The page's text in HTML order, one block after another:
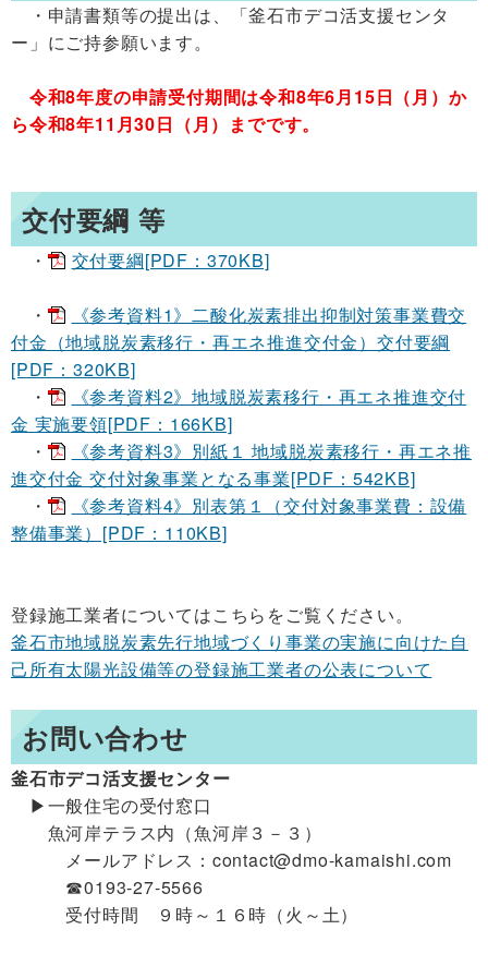
・申請書類等の提出は、「釜石市デコ活支援センタ
ー」にご持参願います。
令和8年度の申請受付期間は令和8年6月15日（月）か
ら令和8年11月30日（月）までです。
交付要綱 等
・ 交付要綱[PDF：370KB]
・
《参考資料1》二酸化炭素排出抑制対策事業費交
付金（地域脱炭素移行・再エネ推進交付金）交付要綱
[PDF：320KB]
・
《参考資料2》地域脱炭素移行・再エネ推進交付
金 実施要領[PDF：166KB]
・
《参考資料3》別紙１ 地域脱炭素移行・再エネ推
進交付金 交付対象事業となる事業[PDF：542KB]
・
《参考資料4》別表第１（交付対象事業費：設備
整備事業）[PDF：110KB]
登録施工業者についてはこちらをご覧ください。
釜石市地域脱炭素先行地域づくり事業の実施に向けた自
己所有太陽光設備等の登録施工業者の公表について
お問い合わせ
釜石市デコ活支援センター
▶一般住宅の受付窓口
魚河岸テラス内（魚河岸３－３）
メールアドレス：contact@dmo-kamaishi.com
☎0193-27-5566
受付時間 ９時～１６時（火～土）